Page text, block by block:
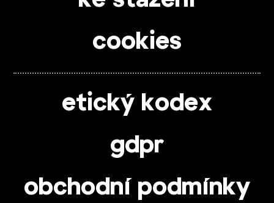
cookies
etický kodex
gdpr
obchodní podmínky